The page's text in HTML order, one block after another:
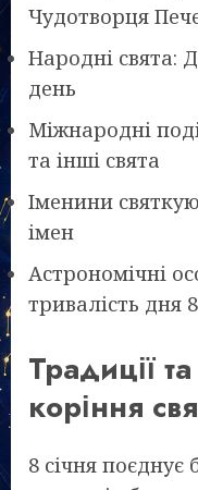
Чудотворця
Народні свята:
день
Міжнародні
та інші свята
Іменини
імен
Астрономічні
тривалість дня
Традиції
коріння
8 січня поєднує